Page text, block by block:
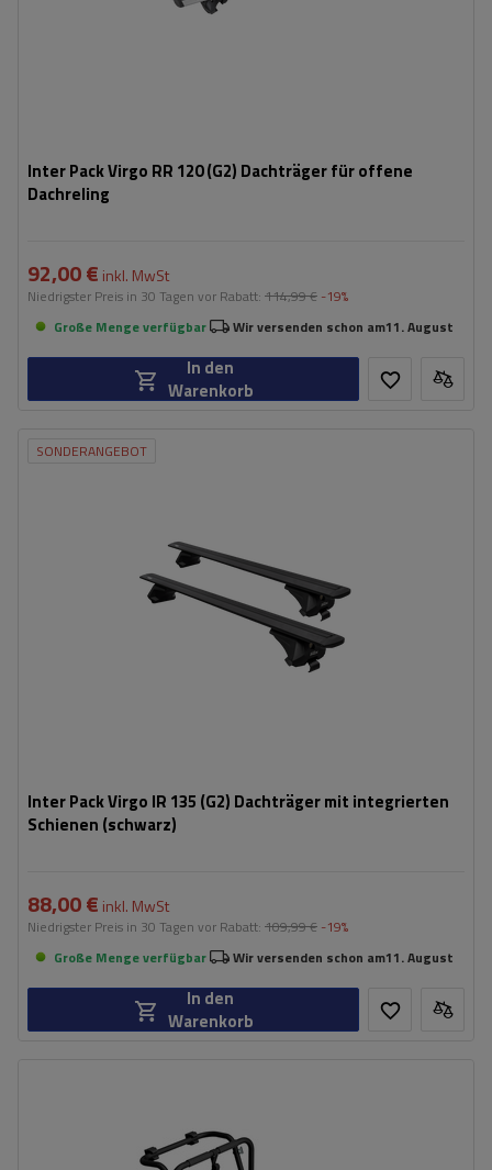
Inter Pack Virgo RR 120 (G2) Dachträger für offene
Dachreling
92,00 € inkl. MwSt
Niedrigster Preis in 30 Tagen vor Rabatt: 114,99 € -19%
Große Menge verfügbar
Wir versenden schon am11. August
In den
Warenkorb
SONDERANGEBOT
Inter Pack Virgo IR 135 (G2) Dachträger mit integrierten
Schienen (schwarz)
88,00 € inkl. MwSt
Niedrigster Preis in 30 Tagen vor Rabatt: 109,99 € -19%
Große Menge verfügbar
Wir versenden schon am11. August
In den
Warenkorb
universelles Montagesystem
kompatibel mit allen Karosseriearten